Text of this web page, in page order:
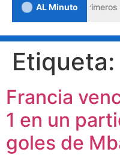
AL Minuto
impulsa los «Primeros
Etiqueta:
Francia
1 en un
goles de